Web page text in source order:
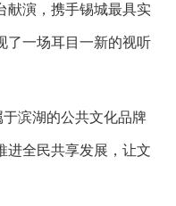
献演，携手锡城最具实
了一场耳目一新的视听
滨湖的公共文化品牌
进全民共享发展，让文